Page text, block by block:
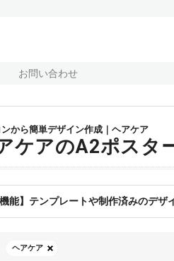
お問い合わせ
から簡単デザイン作成｜ヘアケア
ケアのA2ポスタ
機能】テンプレートや制作済みのデ
ヘアケア